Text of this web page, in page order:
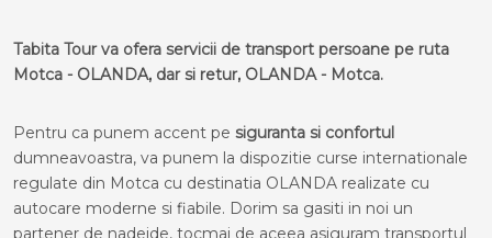
Tabita Tour va ofera servicii de transport persoane pe ruta
Motca - OLANDA, dar si retur, OLANDA - Motca.
Pentru ca punem accent pe siguranta si confortul
dumneavoastra, va punem la dispozitie curse internationale
regulate din Motca cu destinatia OLANDA realizate cu
autocare moderne si fiabile. Dorim sa gasiti in noi un
partener de nadejde, tocmai de aceea asiguram transportul